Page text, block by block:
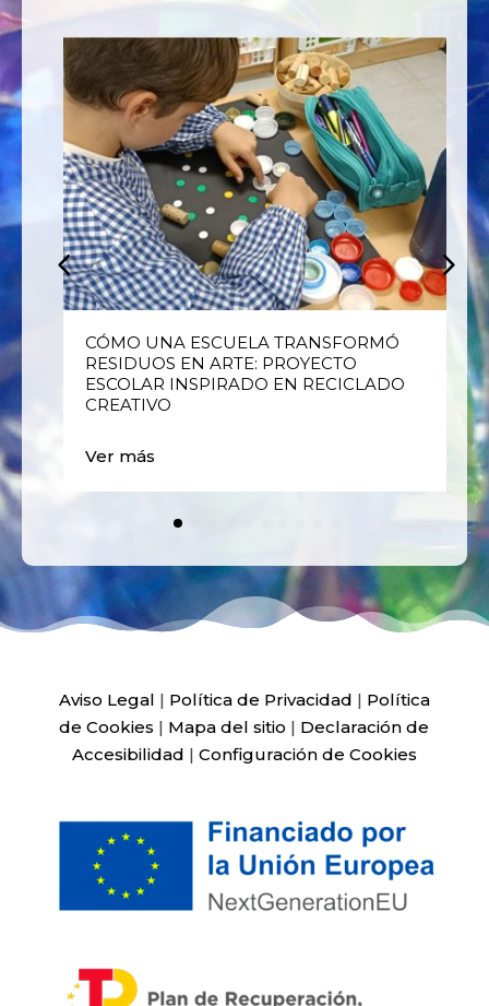
CÓMO UNA ESCUELA TRANSFORMÓ
RESIDUOS EN ARTE: PROYECTO
ESCOLAR INSPIRADO EN RECICLADO
CREATIVO
Ver más
Aviso Legal | Política de Privacidad | Política
de Cookies | Mapa del sitio | Declaración de
Accesibilidad | Configuración de Cookies